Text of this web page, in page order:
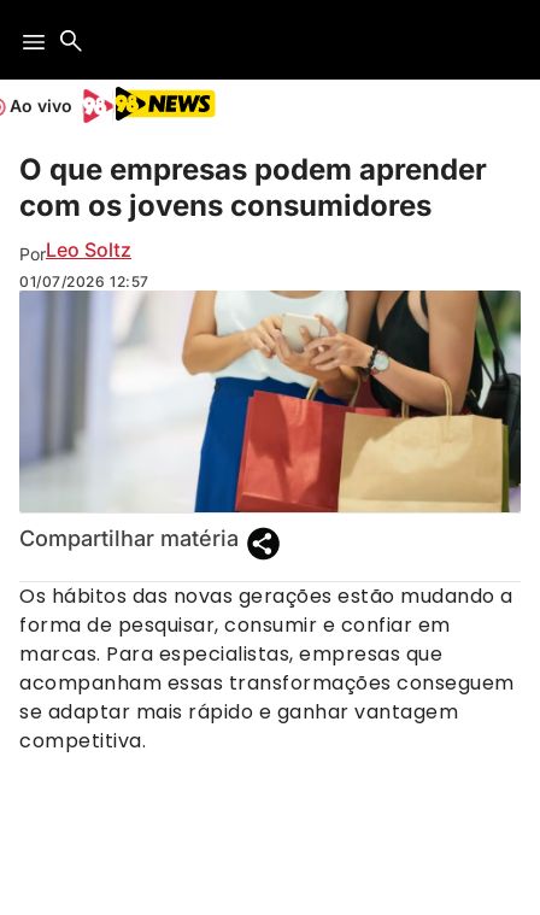
Ao vivo
O que empresas podem aprender
com os jovens consumidores
PorLeo Soltz
01/07/2026 12:57
Compartilhar matéria
Os hábitos das novas gerações estão mudando a
forma de pesquisar, consumir e confiar em
marcas. Para especialistas, empresas que
acompanham essas transformações conseguem
se adaptar mais rápido e ganhar vantagem
competitiva.